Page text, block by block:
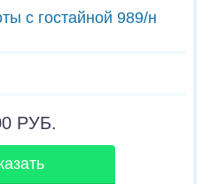
с гостайной 989/н
РУБ.